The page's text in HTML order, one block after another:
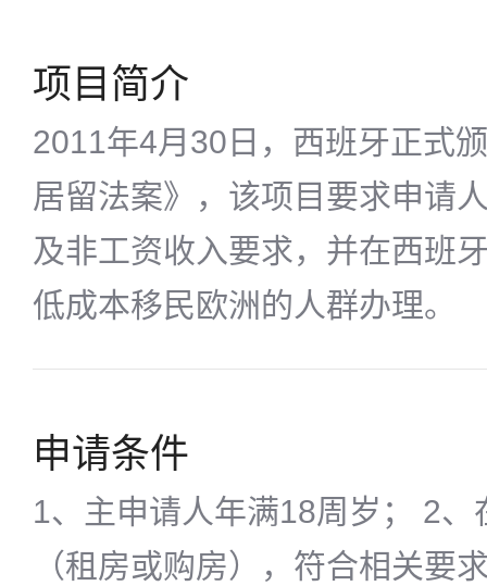
项目简介
2011年4月30日，西班牙正式
居留法案》，该项目要求申请
及非工资收入要求，并在西班
低成本移民欧洲的人群办理。
申请条件
1、主申请人年满18周岁； 2
（租房或购房），符合相关要